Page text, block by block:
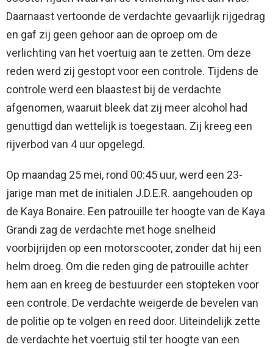
Daarnaast vertoonde de verdachte gevaarlijk rijgedrag
en gaf zij geen gehoor aan de oproep om de
verlichting van het voertuig aan te zetten. Om deze
reden werd zij gestopt voor een controle. Tijdens de
controle werd een blaastest bij de verdachte
afgenomen, waaruit bleek dat zij meer alcohol had
genuttigd dan wettelijk is toegestaan. Zij kreeg een
rijverbod van 4 uur opgelegd.
Op maandag 25 mei, rond 00:45 uur, werd een 23-
jarige man met de initialen J.D.E.R. aangehouden op
de Kaya Bonaire. Een patrouille ter hoogte van de Kaya
Grandi zag de verdachte met hoge snelheid
voorbijrijden op een motorscooter, zonder dat hij een
helm droeg. Om die reden ging de patrouille achter
hem aan en kreeg de bestuurder een stopteken voor
een controle. De verdachte weigerde de bevelen van
de politie op te volgen en reed door. Uiteindelijk zette
de verdachte het voertuig stil ter hoogte van een